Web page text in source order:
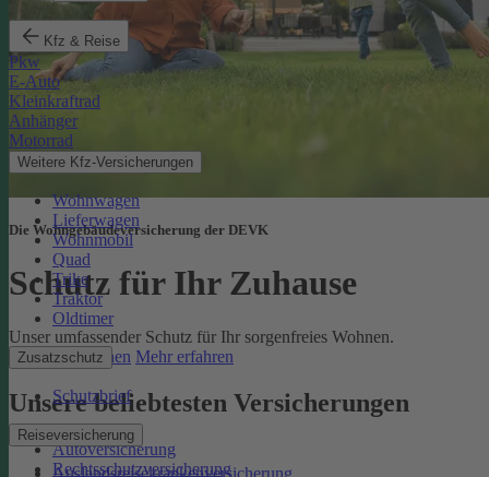
Kfz & Reise
Pkw
E-Auto
Kleinkraftrad
Anhänger
Motorrad
Weitere Kfz-Versicherungen
Wohnwagen
Lieferwagen
Wohnmobil
Quad
Trike
Traktor
Oldtimer
Zusatzschutz
Schutzbrief
Reiseversicherung
Auslandsreisekrankenversicherung
Die Wohngebäudeversicherung der DEVK
Schutz für Ihr Zuhause
Unser umfassender Schutz für Ihr sorgenfreies Wohnen.
Online berechnen Mehr erfahren
Unsere beliebtesten Versicherungen
Autoversicherung
Rechtsschutzversicherung